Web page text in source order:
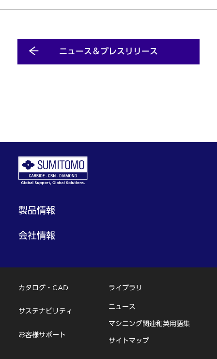
ニュース＆プレスリリース
製品情報
会社情報
カタログ・CAD
サステナビリティ
お客様サポート
ライブラリ
ニュース
マシニング関連和英用語集
サイトマップ